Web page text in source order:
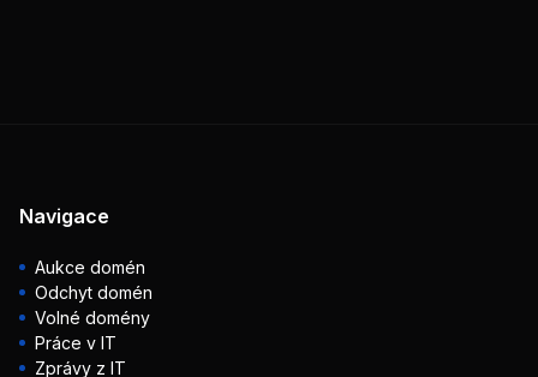
Navigace
Aukce domén
Odchyt domén
Volné domény
Práce v IT
Zprávy z IT